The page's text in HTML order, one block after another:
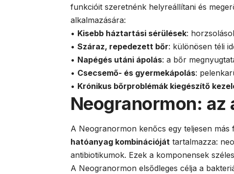
funkcióit szeretnénk helyreállítani és
alkalmazására:
• Kisebb háztartási sérülések:
• Száraz, repedezett bőr: különösen téli
• Napégés utáni ápolás: a bőr
• Csecsemő- és gyermekápolás:
• Krónikus bőrproblémák kiegészítő
Neogranormon:
A Neogranormon kenőcs egy teljesen
hatóanyag kombinációját tartalmazza:
antibiotikumok. Ezek a komponensek
A Neogranormon elsődleges célja a